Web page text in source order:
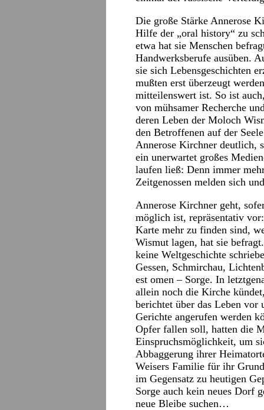
Die große Stärke Annerose
Hilfe der „oral history“ zu
etwa hat sie Menschen
Handwerksberufe ausüben.
sie sich Lebensgeschichten
mußten erst überzeugt
mitteilenswert ist. So ist
von mühsamer Recherche
deren Leben der Moloch
den Betroffenen auf der
Annerose Kirchner deutlich,
ein unerwartet großes
laufen ließ: Denn immer
Zeitgenossen melden sich
Annerose Kirchner geht,
möglich ist, repräsentativ
Karte mehr zu finden sind,
Wismut lagen, hat sie
keine Weltgeschichte
Gessen, Schmirchau,
est omen – Sorge. In
allein noch die Kirche
berichtet über das Leben vor
Gerichte angerufen werden
Opfer fallen soll, hatten die
Einspruchsmöglichkeit, um
Abbaggerung ihrer
Weisers Familie für ihr
im Gegensatz zu heutigen
Sorge auch kein neues Dorf
neue Bleibe suchen…